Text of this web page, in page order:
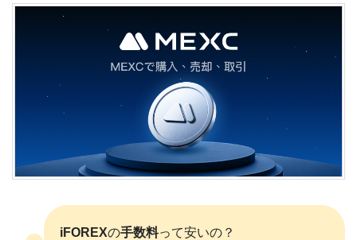
iFOREXの手数料って安いの？